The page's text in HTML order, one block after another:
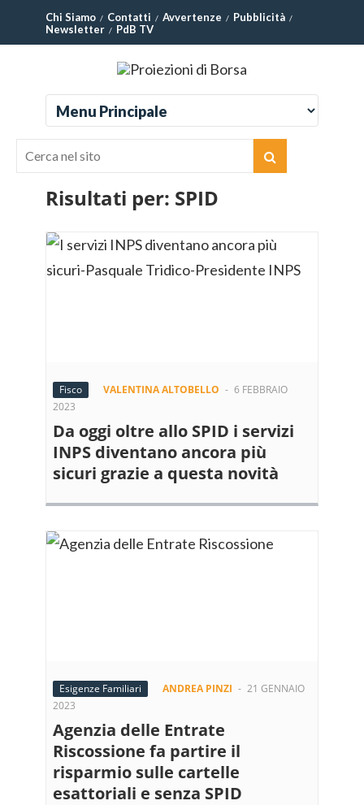
Chi Siamo Contatti Avvertenze
Pubblicità
Newsletter
PdB TV
Risultati per: SPID
Fisco VALENTINA ALTOBELLO - 6 FEBBRAIO
2023
Da oggi oltre allo SPID i servizi
INPS diventano ancora più
sicuri grazie a questa novità
Esigenze Familiari ANDREA PINZI - 21 GENNAIO
2023
Agenzia delle Entrate
Riscossione fa partire il
risparmio sulle cartelle
esattoriali e senza SPID